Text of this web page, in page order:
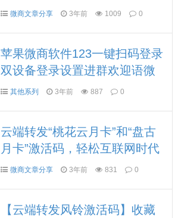
微商文章分享 3年前 1009 0
苹果微商软件123一键扫码登录
双设备登录设置进群欢迎语微
信份身转发哆开
其他系列 3年前 887 0
云端转发“桃花云月卡”和“盘古
月卡”激活码，轻松互联网时代
微商文章分享 3年前 831 0
【云端转发风铃激活码】收藏